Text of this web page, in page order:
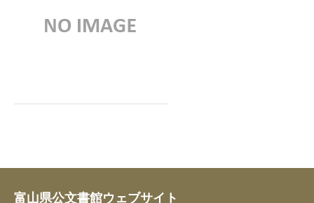
富山県公文書館ウェブサイト